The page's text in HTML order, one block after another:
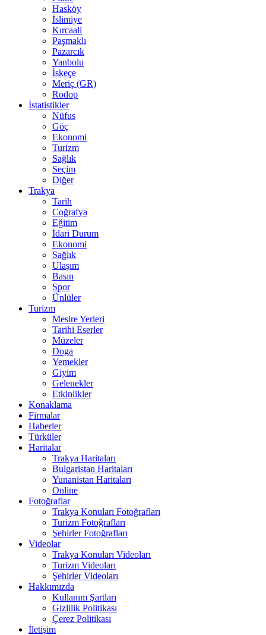
Hasköy
İslimiye
Kırcaali
Paşmaklı
Pazarcık
Yanbolu
İskeçe
Meriç (GR)
Rodop
İstatistikler
Nüfus
Göç
Ekonomi
Turizm
Sağlık
Seçim
Diğer
Trakya
Tarih
Coğrafya
Eğitim
İdari Durum
Ekonomi
Sağlık
Ulaşım
Basın
Spor
Ünlüler
Turizm
Mesire Yerleri
Tarihi Eserler
Müzeler
Doga
Yemekler
Giyim
Gelenekler
Etkinlikler
Konaklama
Firmalar
Haberler
Türküler
Haritalar
Trakya Haritaları
Bulgaristan Haritaları
Yunanistan Haritaları
Online
Fotoğraflar
Trakya Konuları Fotoğrafları
Turizm Fotoğrafları
Şehirler Fotoğrafları
Videolar
Trakya Konuları Videoları
Turizm Videoları
Şehirler Videoları
Hakkımızda
Kullanım Şartları
Gizlilik Politikası
Çerez Politikası
İletişim